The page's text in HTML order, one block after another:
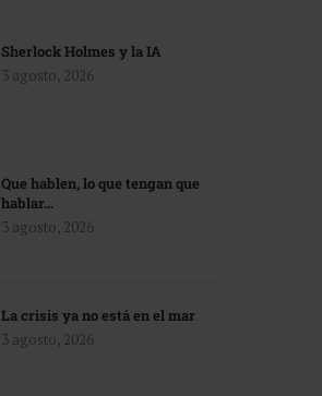
Sherlock Holmes y la IA
3 agosto, 2026
Que hablen, lo que tengan que
hablar…
3 agosto, 2026
La crisis ya no está en el mar
3 agosto, 2026